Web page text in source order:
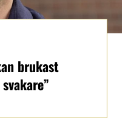
brukast